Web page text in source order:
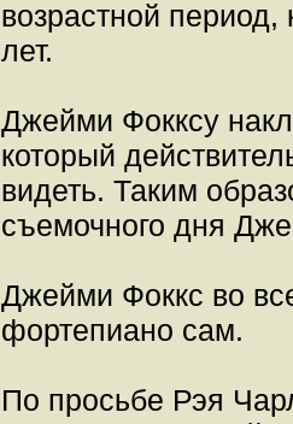
возрастной
лет.
Джейми Фокксу
который
видеть. Таким
съемочного дня
Джейми Фоккс во
фортепиано сам.
По просьбе Рэя